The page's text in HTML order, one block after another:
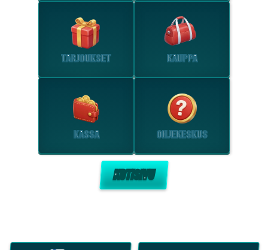
TARJOUKSET KAUPPA
KASSA OHJEKESKUS
KOTISIVU